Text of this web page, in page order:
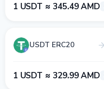
1 USDT ≈ 345.49 AMD
USDT ERC20
1 USDT ≈ 329.99 AMD